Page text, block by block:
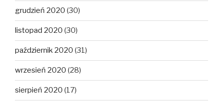
grudzień 2020 (30)
listopad 2020 (30)
październik 2020 (31)
wrzesień 2020 (28)
sierpień 2020 (17)